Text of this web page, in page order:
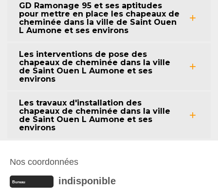
GD Ramonage 95 et ses aptitudes
pour mettre en place les chapeaux de
cheminée dans la ville de Saint Ouen
L Aumone et ses environs
Les interventions de pose des
chapeaux de cheminée dans la ville
de Saint Ouen L Aumone et ses
environs
Les travaux d'installation des
chapeaux de cheminée dans la ville
de Saint Ouen L Aumone et ses
environs
Nos coordonnées
Bureau indisponible